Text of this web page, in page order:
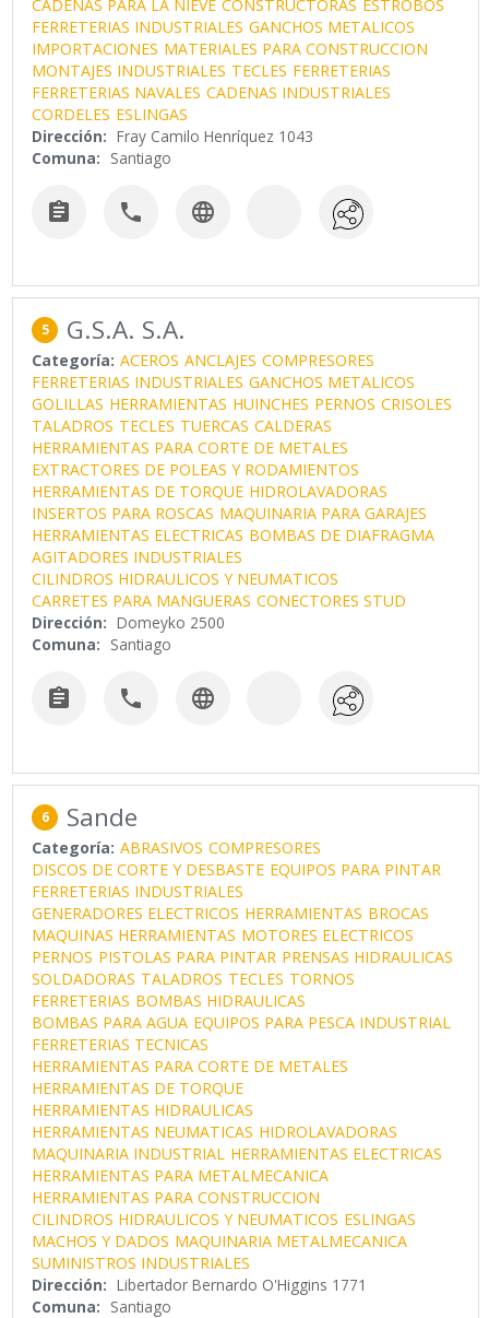
CADENAS PARA LA NIEVE CONSTRUCTORAS ESTROBOS
FERRETERIAS INDUSTRIALES GANCHOS METALICOS
IMPORTACIONES MATERIALES PARA CONSTRUCCION
MONTAJES INDUSTRIALES TECLES FERRETERIAS
FERRETERIAS NAVALES CADENAS INDUSTRIALES
CORDELES ESLINGAS
Dirección: Fray Camilo Henríquez 1043
Comuna: Santiago
  
5 G.S.A. S.A.
Categoría: ACEROS ANCLAJES COMPRESORES
FERRETERIAS INDUSTRIALES GANCHOS METALICOS
GOLILLAS HERRAMIENTAS HUINCHES PERNOS CRISOLES
TALADROS TECLES TUERCAS CALDERAS
HERRAMIENTAS PARA CORTE DE METALES
EXTRACTORES DE POLEAS Y RODAMIENTOS
HERRAMIENTAS DE TORQUE HIDROLAVADORAS
INSERTOS PARA ROSCAS MAQUINARIA PARA GARAJES
HERRAMIENTAS ELECTRICAS BOMBAS DE DIAFRAGMA
AGITADORES INDUSTRIALES
CILINDROS HIDRAULICOS Y NEUMATICOS
CARRETES PARA MANGUERAS CONECTORES STUD
Dirección: Domeyko 2500
Comuna: Santiago
  
6 Sande
Categoría: ABRASIVOS COMPRESORES
DISCOS DE CORTE Y DESBASTE EQUIPOS PARA PINTAR
FERRETERIAS INDUSTRIALES
GENERADORES ELECTRICOS HERRAMIENTAS BROCAS
MAQUINAS HERRAMIENTAS MOTORES ELECTRICOS
PERNOS PISTOLAS PARA PINTAR PRENSAS HIDRAULICAS
SOLDADORAS TALADROS TECLES TORNOS
FERRETERIAS BOMBAS HIDRAULICAS
BOMBAS PARA AGUA EQUIPOS PARA PESCA INDUSTRIAL
FERRETERIAS TECNICAS
HERRAMIENTAS PARA CORTE DE METALES
HERRAMIENTAS DE TORQUE
HERRAMIENTAS HIDRAULICAS
HERRAMIENTAS NEUMATICAS HIDROLAVADORAS
MAQUINARIA INDUSTRIAL HERRAMIENTAS ELECTRICAS
HERRAMIENTAS PARA METALMECANICA
HERRAMIENTAS PARA CONSTRUCCION
CILINDROS HIDRAULICOS Y NEUMATICOS ESLINGAS
MACHOS Y DADOS MAQUINARIA METALMECANICA
SUMINISTROS INDUSTRIALES
Dirección: Libertador Bernardo O'Higgins 1771
Comuna: Santiago